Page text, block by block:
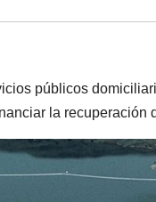
públicos
la recuperación